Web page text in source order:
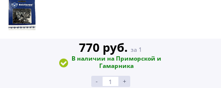
770 руб. за 1
В наличии на Приморской и
Гамарника
-
+